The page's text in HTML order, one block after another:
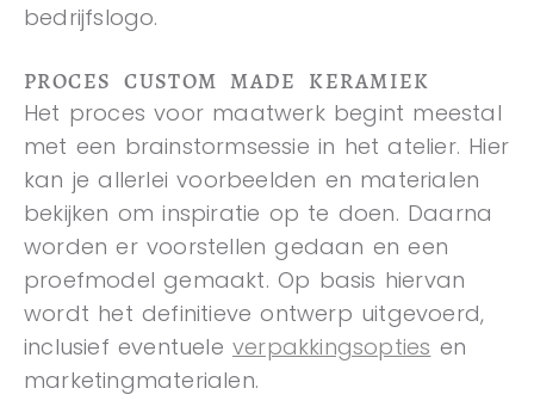
bedrijfslogo.
PROCES CUSTOM MADE KERAMIEK
Het proces voor maatwerk begint meestal
met een brainstormsessie in het atelier. Hier
kan je allerlei voorbeelden en materialen
bekijken om inspiratie op te doen. Daarna
worden er voorstellen gedaan en een
proefmodel gemaakt. Op basis hiervan
wordt het definitieve ontwerp uitgevoerd,
inclusief eventuele verpakkingsopties en
marketingmaterialen.